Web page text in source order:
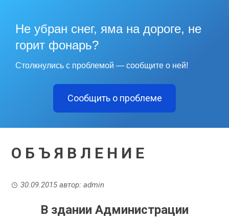
Не убран снег, яма на дороге, не
горит фонарь?
Столкнулись с проблемой — сообщите о ней!
Сообщить о проблеме
О Б Ъ Я В Л Е Н И Е
30.09.2015автор:admin
В здании Администрации